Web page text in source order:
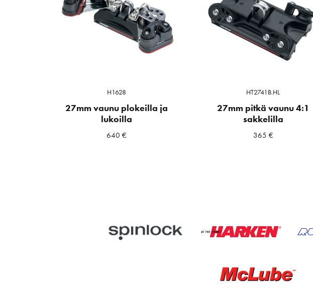
H1628
27mm vaunu plokeilla ja
lukoilla
640 €
HT2741B.HL
27mm pitkä vaunu 4:1
sakkelilla
365 €